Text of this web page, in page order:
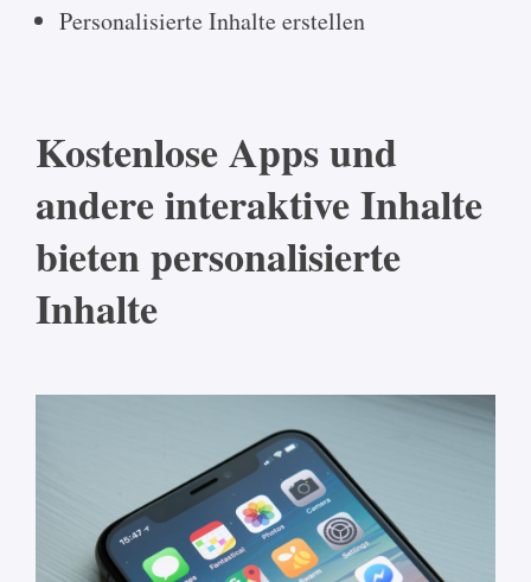
Personalisierte Inhalte erstellen
Kostenlose Apps und
andere interaktive Inhalte
bieten personalisierte
Inhalte